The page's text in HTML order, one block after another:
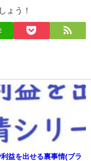
ょう！
益を出せる裏事情(ブラ